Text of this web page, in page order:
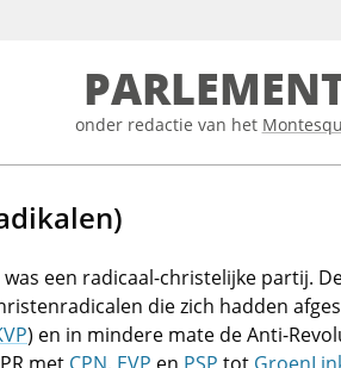
onder redactie van het
was een radicaal-christelijke partij.
die zich hadden
) en in mindere mate de Anti-